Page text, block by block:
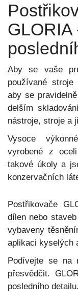
GLORIA
Aby se vaše
používané
aby se
delším
nástroje, stroje a
Vysoce
vyrobené z
takové úkoly a
konzervačních
Postřikovače
dílen nebo
vybaveny
aplikaci kyselých
Podívejte se na
přesvědčit.
posledního detailu.